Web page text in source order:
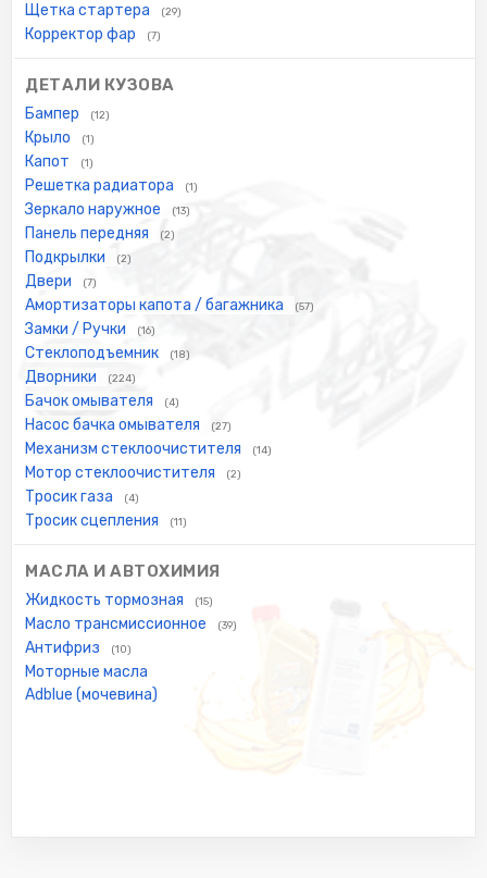
Щетка стартера (29)
Корректор фар (7)
ДЕТАЛИ КУЗОВА
Бампер (12)
Крыло (1)
Капот (1)
Решетка радиатора (1)
Зеркало наружное (13)
Панель передняя (2)
Подкрылки (2)
Двери (7)
Амортизаторы капота / багажника (57)
Замки / Ручки (16)
Стеклоподъемник (18)
Дворники (224)
Бачок омывателя (4)
Насос бачка омывателя (27)
Механизм стеклоочистителя (14)
Мотор стеклоочистителя (2)
Тросик газа (4)
Тросик сцепления (11)
МАСЛА И АВТОХИМИЯ
Жидкость тормозная (15)
Масло трансмиссионное (39)
Антифриз (10)
Моторные масла
Adblue (мочевина)